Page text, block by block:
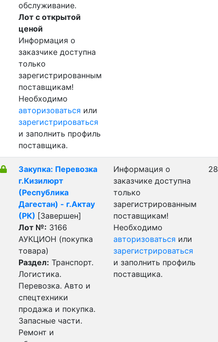
обслуживание.
Лот с открытой
ценой
Информация о
заказчике доступна
только
зарегистрированным
поставщикам!
Необходимо
авторизоваться или
зарегистрироваться
и заполнить профиль
поставщика.
Закупка: Перевозка
г.Кизилюрт
(Республика
Дагестан) - г.Актау
(РК) [Завершен]
Лот №: 3166
АУКЦИОН (покупка
товара)
Раздел: Транспорт.
Логистика.
Перевозка. Авто и
спецтехники
продажа и покупка.
Запасные части.
Ремонт и
Информация о
заказчике доступна
только
зарегистрированным
поставщикам!
Необходимо
авторизоваться или
зарегистрироваться
и заполнить профиль
поставщика.